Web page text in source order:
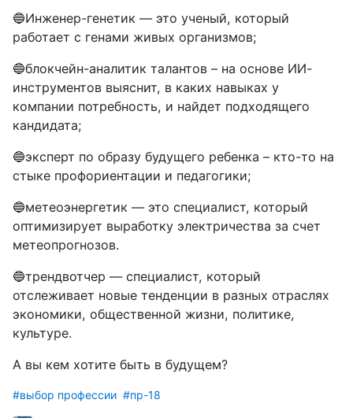
🔵Инженер-генетик — это ученый, который
работает с генами живых организмов;
🔵блокчейн-аналитик талантов – на основе ИИ-
инструментов выяснит, в каких навыках у
компании потребность, и найдет подходящего
кандидата;
🔵эксперт по образу будущего ребенка – кто-то на
стыке профориентации и педагогики;
🔵метеоэнергетик — это специалист, который
оптимизирует выработку электричества за счет
метеопрогнозов.
🔵трендвотчер — специалист, который
отслеживает новые тенденции в разных отраслях
экономики, общественной жизни, политике,
культуре.
А вы кем хотите быть в будущем?
#выбор профессии #пр-18